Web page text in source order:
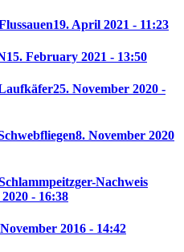
19. April 2021 - 11:23
15. February 2021 - 13:50
25. November 2020 -
8. November 2020
Nachweis
- 16:38
2016 - 14:42